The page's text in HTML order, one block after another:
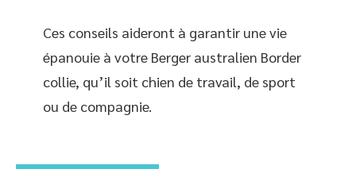
Ces conseils aideront à garantir une vie
épanouie à votre Berger australien Border
collie, qu’il soit chien de travail, de sport
ou de compagnie.